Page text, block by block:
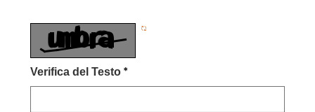
Verifica del Testo